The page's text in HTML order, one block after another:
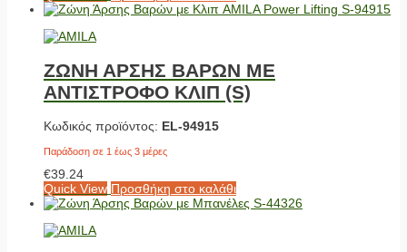
ΖΩΝΗ ΑΡΣΗΣ ΒΑΡΩΝ ΜΕ
ΑΝΤΙΣΤΡΟΦΟ ΚΛΙΠ (S)
Κωδικός προϊόντος: EL-94915
Παράδοση σε 1 έως 3 μέρες
€39.24
Quick View Προσθήκη στο καλάθι